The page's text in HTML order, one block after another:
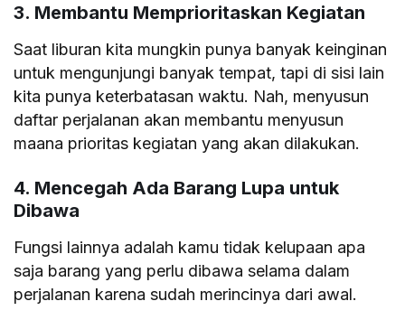
3. Membantu Memprioritaskan Kegiatan
Saat liburan kita mungkin punya banyak keinginan
untuk mengunjungi banyak tempat, tapi di sisi lain
kita punya keterbatasan waktu. Nah, menyusun
daftar perjalanan akan membantu menyusun
maana prioritas kegiatan yang akan dilakukan.
4. Mencegah Ada Barang Lupa untuk
Dibawa
Fungsi lainnya adalah kamu tidak kelupaan apa
saja barang yang perlu dibawa selama dalam
perjalanan karena sudah merincinya dari awal.